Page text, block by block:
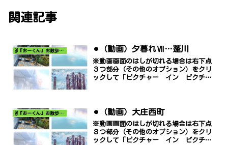
関連記事
✌️『おーくん』お散歩日記〜どんな出会いがあるだろう〜 ⚫︎（動画）夕暮れⅦ…蓬川
※動画画面のはしが切れる場合は右下点
３つ部分（その他のオプション）をクリ
ックして「ピクチャー イン ピクチャ
✌️『おーくん』お散歩日記〜どんな出会いがあるだろう〜 ⚫︎（動画）大庄西町
※動画画面のはしが切れる場合は右下点
３つ部分（その他のオプション）をクリ
ックして「ピクチャー イン ピクチャ